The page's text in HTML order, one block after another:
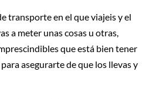
transporte en el que viajeis y el
a meter unas cosas u otras,
que está bien tener
asegurarte de que los llevas y